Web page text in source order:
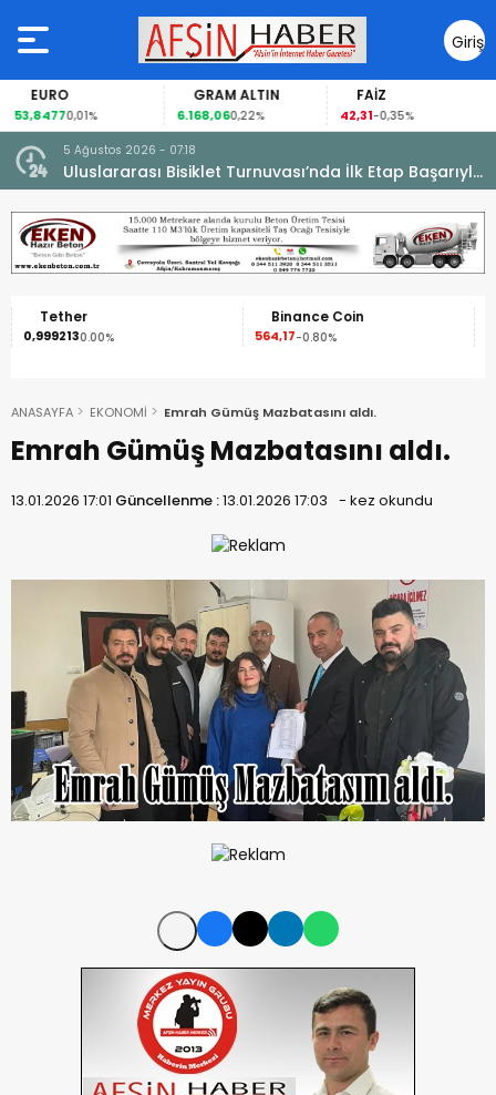
Giriş
Yap
EURO
53,84770,01%
GRAM ALTIN
6.168,060,22%
FAİZ
42,31-0,35%
5 Ağustos 2026 - 07:18
Uluslararası Bisiklet Turnuvası’nda İlk Etap Başarıyla
Tamamlandı.
Tether
0,9992130.00%
Binance Coin
564,17-0.80%
ANASAYFA EKONOMİ Emrah Gümüş Mazbatasını aldı.
Emrah Gümüş Mazbatasını aldı.
13.01.2026 17:01 Güncellenme :13.01.2026 17:03 - kez okundu